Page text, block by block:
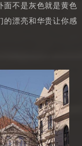
面不是灰色就是黄色
的漂亮和华贵让你感